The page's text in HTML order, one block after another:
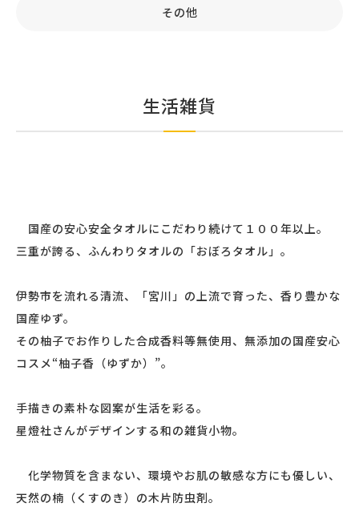
その他
生活雑貨
国産の安心安全タオルにこだわり続けて１００年以上。
三重が誇る、ふんわりタオルの「おぼろタオル」。
伊勢市を流れる清流、「宮川」の上流で育った、香り豊かな
国産ゆず。
その柚子でお作りした合成香料等無使用、無添加の国産安心
コスメ“柚子香（ゆずか）”。
手描きの素朴な図案が生活を彩る。
星燈社さんがデザインする和の雑貨小物。
化学物質を含まない、環境やお肌の敏感な方にも優しい、
天然の楠（くすのき）の木片防虫剤。